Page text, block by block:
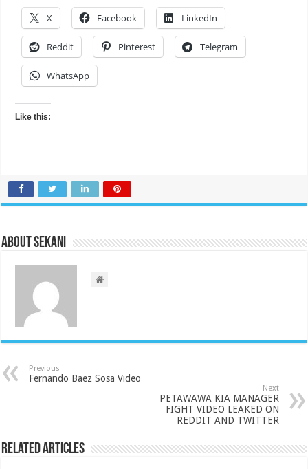
X Facebook LinkedIn
Reddit Pinterest Telegram
WhatsApp
Like this:
About sekani
Previous
Fernando Baez Sosa Video
Next
PETAWAWA KIA MANAGER
FIGHT VIDEO LEAKED ON
REDDIT AND TWITTER
Related Articles